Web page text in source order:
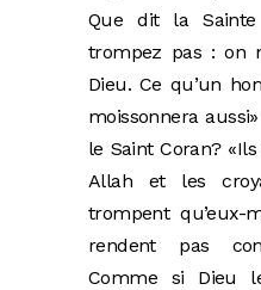
Que dit la
trompez pas : on
Dieu. Ce qu’un
moissonnera
le Saint Coran?
Allah et les
trompent qu’eux-
rendent pas
Comme si Dieu